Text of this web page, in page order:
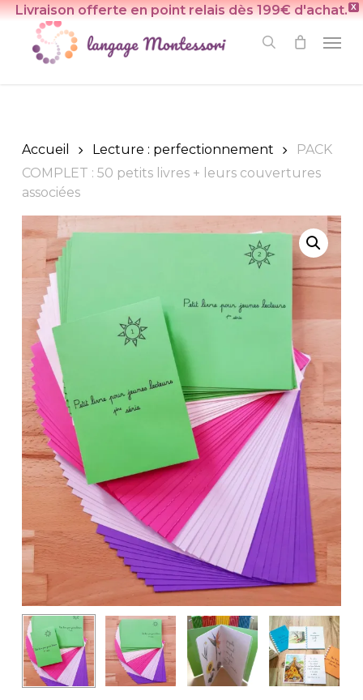
X
Livraison offerte en point relais dès 199€ d'achat.
Skip
content
search
Accueil Lecture : perfectionnement
PACK
COMPLET : 50 petits livres + leurs couvertures
associées